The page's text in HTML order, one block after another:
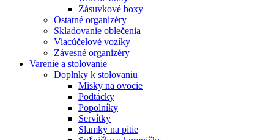
Zásuvkové boxy
Ostatné organizéry
Skladovanie oblečenia
Viacúčelové vozíky
Závesné organizéry
Varenie a stolovanie
Doplnky k stolovaniu
Misky na ovocie
Podtácky
Popolníky
Servítky
Slamky na pitie